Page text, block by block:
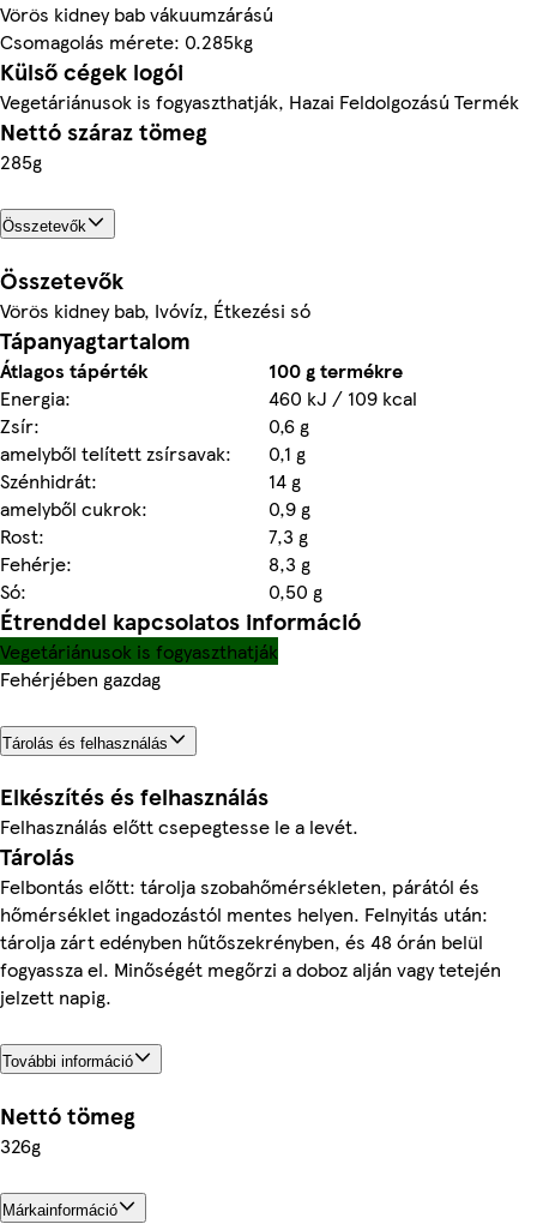
Vörös kidney bab vákuumzárású
Csomagolás mérete: 0.285kg
Külső cégek logói
Vegetáriánusok is fogyaszthatják, Hazai Feldolgozású Termék
Nettó száraz tömeg
285g
Összetevők
Összetevők
Vörös kidney bab, Ivóvíz, Étkezési só
Tápanyagtartalom
Átlagos tápérték
100 g termékre
Energia:
460 kJ / 109 kcal
Zsír:
0,6 g
amelyből telített zsírsavak:
0,1 g
Szénhidrát:
14 g
amelyből cukrok:
0,9 g
Rost:
7,3 g
Fehérje:
8,3 g
Só:
0,50 g
Étrenddel kapcsolatos információ
Vegetáriánusok is fogyaszthatják
Fehérjében gazdag
Tárolás és felhasználás
Elkészítés és felhasználás
Felhasználás előtt csepegtesse le a levét.
Tárolás
Felbontás előtt: tárolja szobahőmérsékleten, párától és
hőmérséklet ingadozástól mentes helyen. Felnyitás után:
tárolja zárt edényben hűtőszekrényben, és 48 órán belül
fogyassza el. Minőségét megőrzi a doboz alján vagy tetején
jelzett napig.
További információ
Nettó tömeg
326g
Márkainformáció